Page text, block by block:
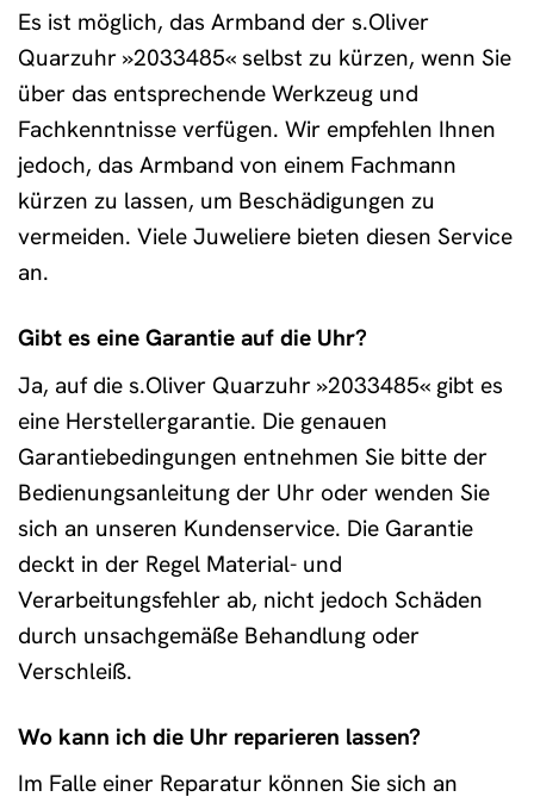
Es ist möglich, das Armband der s.Oliver
Quarzuhr »2033485« selbst zu kürzen, wenn Sie
über das entsprechende Werkzeug und
Fachkenntnisse verfügen. Wir empfehlen Ihnen
jedoch, das Armband von einem Fachmann
kürzen zu lassen, um Beschädigungen zu
vermeiden. Viele Juweliere bieten diesen Service
an.
Gibt es eine Garantie auf die Uhr?
Ja, auf die s.Oliver Quarzuhr »2033485« gibt es
eine Herstellergarantie. Die genauen
Garantiebedingungen entnehmen Sie bitte der
Bedienungsanleitung der Uhr oder wenden Sie
sich an unseren Kundenservice. Die Garantie
deckt in der Regel Material- und
Verarbeitungsfehler ab, nicht jedoch Schäden
durch unsachgemäße Behandlung oder
Verschleiß.
Wo kann ich die Uhr reparieren lassen?
Im Falle einer Reparatur können Sie sich an